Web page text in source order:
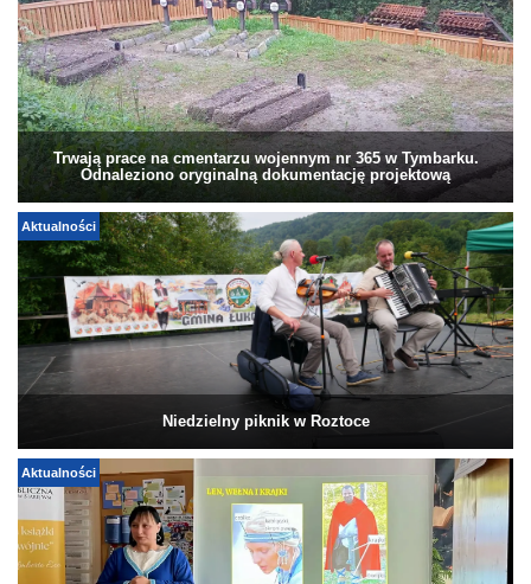
Trwają prace na cmentarzu wojennym nr 365 w Tymbarku.
Odnaleziono oryginalną dokumentację projektową
Aktualności
Niedzielny piknik w Roztoce
Aktualności